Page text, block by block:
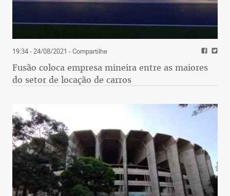
19:34 - 24/08/2021 - Compartilhe
Fusão coloca empresa mineira entre as maiores
do setor de locação de carros